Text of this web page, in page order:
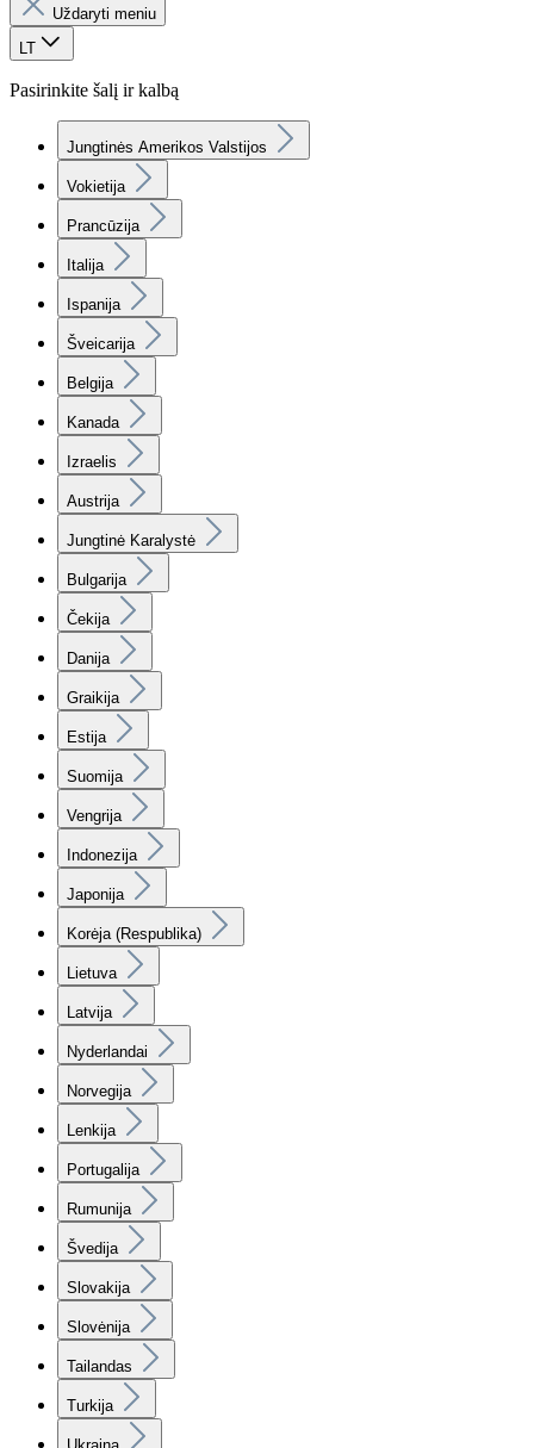
Uždaryti meniu
LT
Pasirinkite šalį ir kalbą
Jungtinės Amerikos Valstijos
Vokietija
Prancūzija
Italija
Ispanija
Šveicarija
Belgija
Kanada
Izraelis
Austrija
Jungtinė Karalystė
Bulgarija
Čekija
Danija
Graikija
Estija
Suomija
Vengrija
Indonezija
Japonija
Korėja (Respublika)
Lietuva
Latvija
Nyderlandai
Norvegija
Lenkija
Portugalija
Rumunija
Švedija
Slovakija
Slovėnija
Tailandas
Turkija